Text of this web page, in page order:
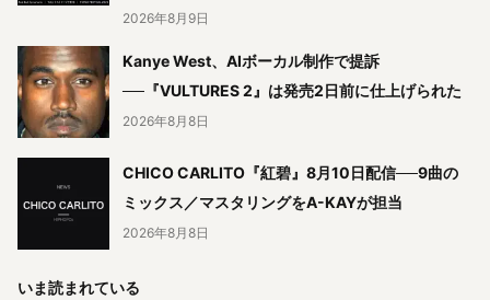
2026年8月9日
Kanye West、AIボーカル制作で提訴
──『VULTURES 2』は発売2日前に仕上げられた
2026年8月8日
CHICO CARLITO『紅碧』8月10日配信──9曲の
ミックス／マスタリングをA-KAYが担当
2026年8月8日
いま読まれている